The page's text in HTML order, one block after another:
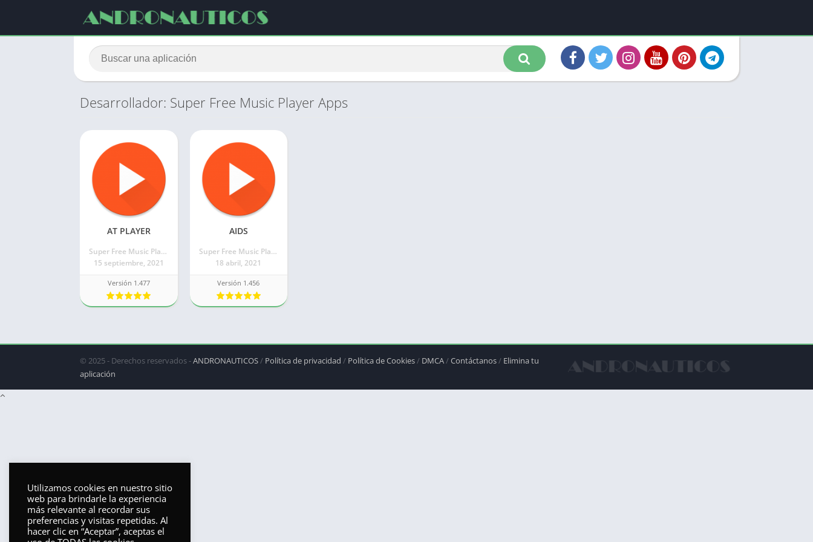
Desarrollador: Super Free Music Player Apps
AT PLAYER
Super Free Music Player Apps
15 septiembre, 2021
Versión 1.477
AIDS
Super Free Music Player Apps
18 abril, 2021
Versión 1.456
© 2025 - Derechos reservados -ANDRONAUTICOS / Política de privacidad / Política de Cookies / DMCA /Contáctanos / Elimina tu
aplicación
Utilizamos cookies en nuestro sitio
web para brindarle la experiencia
más relevante al recordar sus
preferencias y visitas repetidas. Al
hacer clic en “Aceptar”, aceptas el